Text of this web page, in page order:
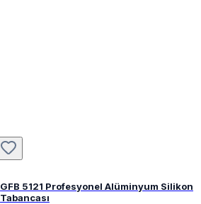
GFB 5121 Profesyonel Alüminyum Silikon
Tabancası